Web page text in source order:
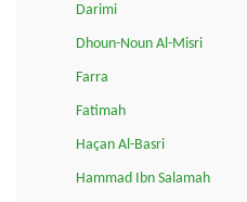
Darimi
Dhoun-Noun Al-Misri
Farra
Fatimah
Haçan Al-Basri
Hammad Ibn Salamah